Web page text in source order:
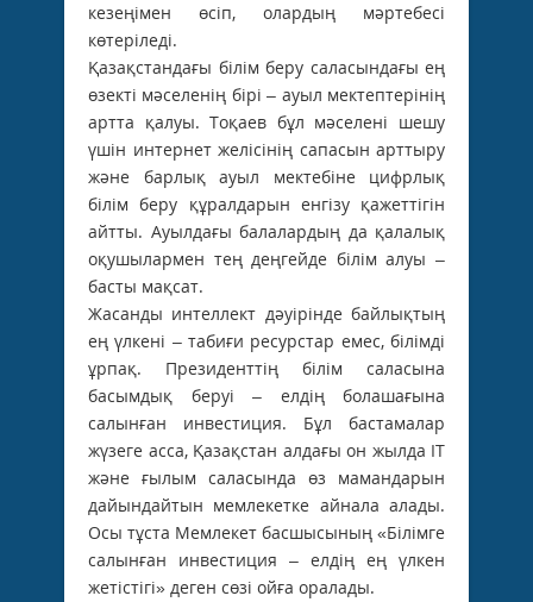
кезеңімен өсіп, олардың мәртебесі
көтеріледі.
Қазақстандағы білім беру саласындағы ең
өзекті мәселенің бірі – ауыл мектептерінің
артта қалуы. Тоқаев бұл мәселені шешу
үшін интернет желісінің сапасын арттыру
және барлық ауыл мектебіне цифрлық
білім беру құралдарын енгізу қажеттігін
айтты. Ауылдағы балалардың да қалалық
оқушылармен тең деңгейде білім алуы –
басты мақсат.
Жасанды интеллект дәуірінде байлықтың
ең үлкені – табиғи ресурстар емес, білімді
ұрпақ. Президенттің білім саласына
басымдық беруі – елдің болашағына
салынған инвестиция. Бұл бастамалар
жүзеге асса, Қазақстан алдағы он жылда ІТ
және ғылым саласында өз мамандарын
дайындайтын мемлекетке айнала алады.
Осы тұста Мемлекет басшысының «Білімге
салынған инвестиция – елдің ең үлкен
жетістігі» деген сөзі ойға оралады.